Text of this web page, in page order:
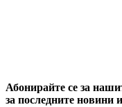
Абонирайте се за
за последните новини